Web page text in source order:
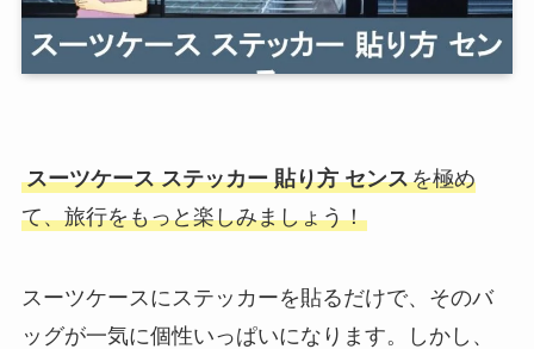
スーツケース ステッカー 貼り方 センスを極め
て、旅行をもっと楽しみましょう！
スーツケースにステッカーを貼るだけで、そのバ
ッグが一気に個性いっぱいになります。しかし、